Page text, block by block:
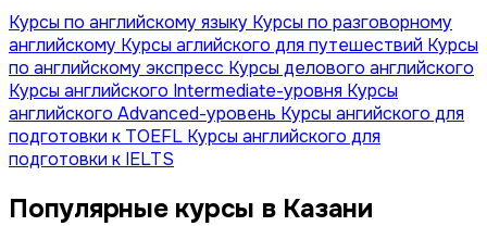
Курсы по английскому языку Курсы по разговорному
английскому Курсы аглийского для путешествий Курсы
по английскому экспресс Курсы делового английского
Курсы английского Intermediate-уровня Курсы
английского Advanced-уровень Курсы ангийского для
подготовки к TOEFL Курсы английского для
подготовки к IELTS
Популярные курсы в Казани